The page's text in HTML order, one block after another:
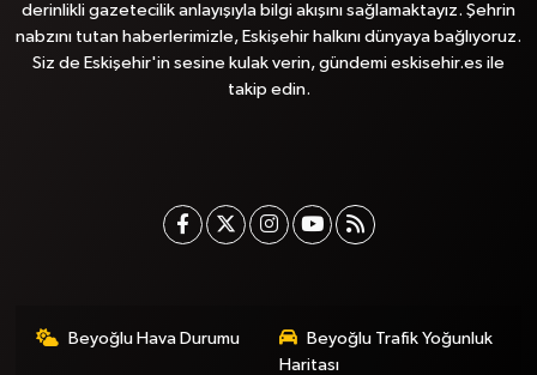
derinlikli gazetecilik anlayışıyla bilgi akışını sağlamaktayız. Şehrin
nabzını tutan haberlerimizle, Eskişehir halkını dünyaya bağlıyoruz.
Siz de Eskişehir'in sesine kulak verin, gündemi eskisehir.es ile
takip edin.
Beyoğlu Hava Durumu
Beyoğlu Trafik Yoğunluk
Haritası